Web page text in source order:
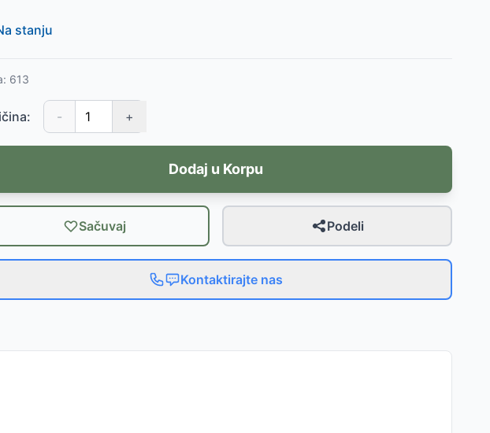
stanju
613
- +
Dodaj u Korpu
Sačuvaj Podeli
Kontaktirajte nas